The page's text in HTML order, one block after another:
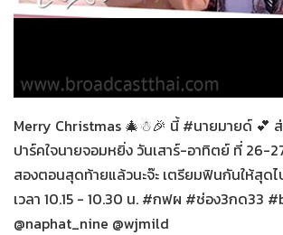
25-12-2563 สปาร์คใจนายจอมหยิ่ง
Merry Christmas 🎄☃🎉 นี้ #นายมายด์ 💕
ปาร์คใจนายจอมหยิ่ง วันเสาร์-อาทิตย์ ที่ 26-
สองตอนสุดท้ายแล้วนะจ๊ะ เตรียมฟินกันให้สุดไ
เวลา 10.15 - 10.30 น. #กฟผ #ช่อง3กด33
@naphat_nine @wjmild